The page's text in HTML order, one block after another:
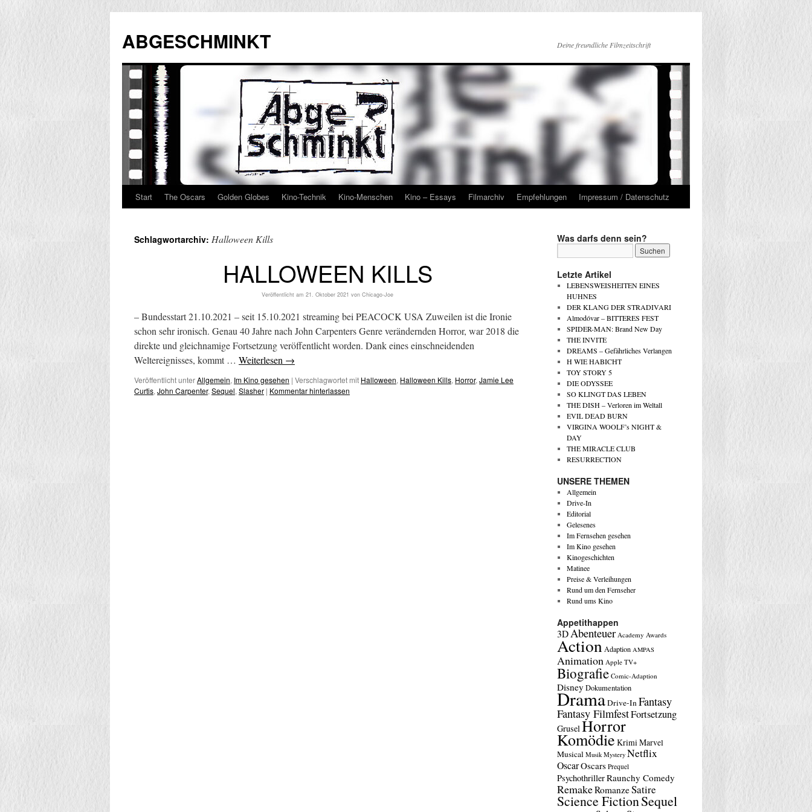
springen
ABGESCHMINKT Deine freundliche Filmzeitschrift
Start The Oscars Golden Globes Kino-Technik Kino-Menschen Kino – Essays Filmarchiv Empfehlungen Impressum / Datenschutz
Schlagwortarchiv: Halloween Kills
HALLOWEEN KILLS
Veröffentlicht am 21. Oktober 2021 von Chicago-Joe
– Bundesstart 21.10.2021 – seit 15.10.2021 streaming bei PEACOCK USA Zuweilen ist die Ironie
schon sehr ironisch. Genau 40 Jahre nach John Carpenters Genre verändernden Horror, war 2018 die
direkte und gleichnamige Fortsetzung veröffentlicht worden. Dank eines einschneidenden
Weltereignisses, kommt … Weiterlesen →
Veröffentlicht unterAllgemein, Im Kino gesehen | Verschlagwortet mit Halloween, Halloween Kills, Horror, Jamie Lee
Curtis, John Carpenter, Sequel, Slasher | Kommentar hinterlassen
Was darfs denn sein?
Letzte Artikel
LEBENSWEISHEITEN EINES
HUHNES
DER KLANG DER STRADIVARI
Almodóvar – BITTERES FEST
SPIDER-MAN: Brand New Day
THE INVITE
DREAMS – Gefährliches Verlangen
H WIE HABICHT
TOY STORY 5
DIE ODYSSEE
SO KLINGT DAS LEBEN
THE DISH – Verloren im Weltall
EVIL DEAD BURN
VIRGINA WOOLF’s NIGHT &
DAY
THE MIRACLE CLUB
RESURRECTION
UNSERE THEMEN
Allgemein
Drive-In
Editorial
Gelesenes
Im Fernsehen gesehen
Im Kino gesehen
Kinogeschichten
Matinee
Preise & Verleihungen
Rund um den Fernseher
Rund ums Kino
Appetithappen
3DAbenteuer Academy Awards
Action Adaption AMPAS
Animation Apple TV+
Biografie Comic-Adaption
Disney Dokumentation
DramaDrive-InFantasy
Fantasy FilmfestFortsetzung
GruselHorror
Komödie KrimiMarvel
Musical Musik Mystery Netflix
OscarOscars Prequel
PsychothrillerRaunchy Comedy
RemakeRomanzeSatire
Science FictionSequel